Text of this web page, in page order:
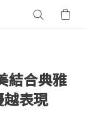
合典雅
越表現